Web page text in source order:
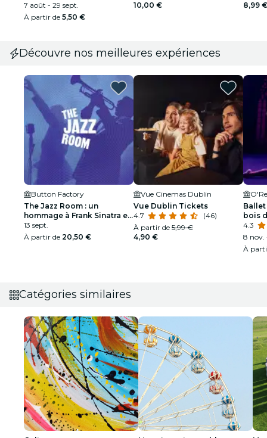
7 août - 29 sept.
À partir de 5,50 €
10,00 €
8,99 €
Découvre nos meilleures expériences
Button Factory
The Jazz Room : un
hommage à Frank Sinatra et
Louis Armstrong
13 sept.
À partir de 20,50 €
Vue Cinemas Dublin
Vue Dublin Tickets
4.7
(46)
À partir de 5,99 €
4,90 €
Ballet
bois
4.3
8 nov.
À
Catégories similaires